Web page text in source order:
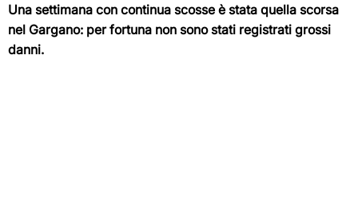
Una settimana con continua scosse è stata quella scorsa
nel Gargano: per fortuna non sono stati registrati grossi
danni.